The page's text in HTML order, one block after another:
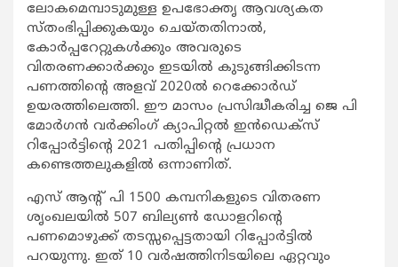
ലോകമെമ്പാടുമുള്ള ഉപഭോക്തൃ ആവശ്യകത
സ്തംഭിപ്പിക്കുകയും ചെയ്തതിനാല്‍,
കോര്‍പ്പറേറ്റുകള്‍ക്കും അവരുടെ
വിതരണക്കാര്‍ക്കും ഇടയില്‍ കുടുങ്ങിക്കിടന്ന
പണത്തിന്‍റെ അളവ് 2020ല്‍ റെക്കോര്‍ഡ്
ഉയരത്തിലെത്തി. ഈ മാസം പ്രസിദ്ധീകരിച്ച ജെ പി
മോര്‍ഗന്‍ വര്‍ക്കിംഗ് ക്യാപിറ്റല്‍ ഇന്‍ഡെക്സ്
റിപ്പോര്‍ട്ടിന്‍റെ 2021 പതിപ്പിന്‍റെ പ്രധാന
കണ്ടെത്തലുകളില്‍ ഒന്നാണിത്.
എസ് ആന്‍റ് പി 1500 കമ്പനികളുടെ വിതരണ
ശൃംഖലയില്‍ 507 ബില്യണ്‍ ഡോളറിന്‍റെ
പണമൊഴുക്ക് തടസ്സപ്പെട്ടതായി റിപ്പോര്‍ട്ടില്‍
പറയുന്നു. ഇത് 10 വര്‍ഷത്തിനിടയിലെ ഏറ്റവും